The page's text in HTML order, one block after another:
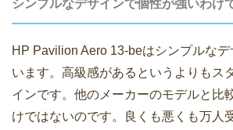
シンプルなデザインで個性が強いわけ
HP Pavilion Aero 13-beはシンプルな
います。高級感があるというよりもス
インです。他のメーカーのモデルと比
けではないのです。良くも悪くも万人